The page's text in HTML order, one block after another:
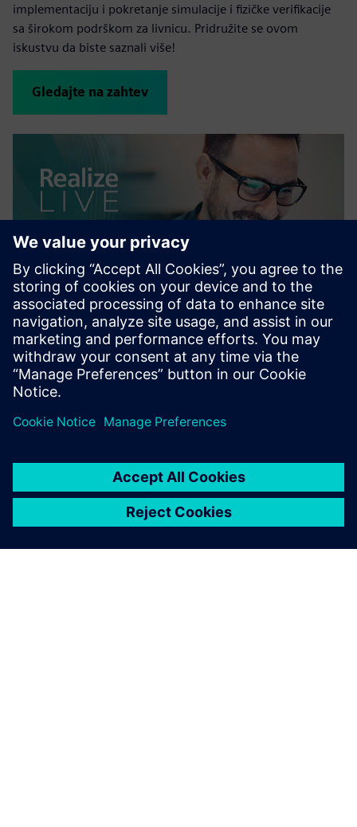
implementaciju i pokretanje simulacije i fizičke verifikacije
sa širokom podrškom za livnicu. Pridružite se ovom
iskustvu da biste saznali više!
Gledajte na zahtev